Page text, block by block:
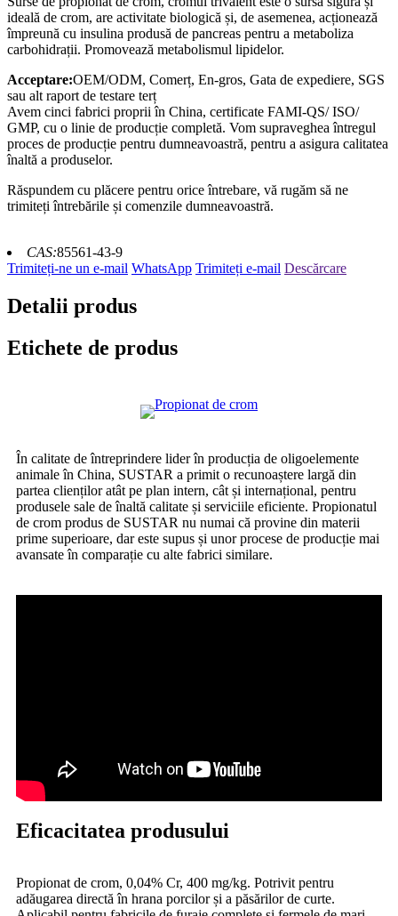
ideală de crom, are activitate biologică și, de asemenea, acționează
împreună cu insulina produsă de pancreas pentru a metaboliza
carbohidrații. Promovează metabolismul lipidelor.
Acceptare:OEM/ODM, Comerț, En-gros, Gata de expediere, SGS
sau alt raport de testare terț
Avem cinci fabrici proprii în China, certificate FAMI-QS/ ISO/
GMP, cu o linie de producție completă. Vom supraveghea întregul
proces de producție pentru dumneavoastră, pentru a asigura calitatea
înaltă a produselor.
Răspundem cu plăcere pentru orice întrebare, vă rugăm să ne
trimiteți întrebările și comenzile dumneavoastră.
CAS:85561-43-9
Trimiteți-ne un e-mail WhatsApp Trimiteți e-mail Descărcare
Detalii produs
Etichete de produs
În calitate de întreprindere lider în producția de oligoelemente
animale în China, SUSTAR a primit o recunoaștere largă din
partea clienților atât pe plan intern, cât și internațional, pentru
produsele sale de înaltă calitate și serviciile eficiente. Propionatul
de crom produs de SUSTAR nu numai că provine din materii
prime superioare, dar este supus și unor procese de producție mai
avansate în comparație cu alte fabrici similare.
Eficacitatea produsului
Propionat de crom, 0,04% Cr, 400 mg/kg. Potrivit pentru
adăugarea directă în hrana porcilor și a păsărilor de curte.